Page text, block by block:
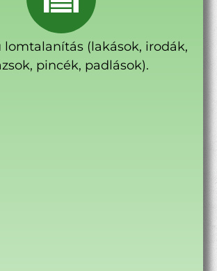
lomtalanítás (lakások, irodák,
pincék, padlások).